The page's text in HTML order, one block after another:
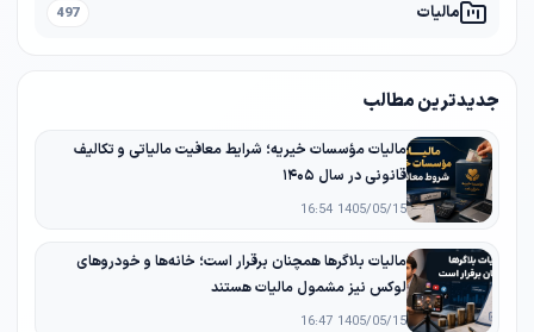
مالیات 497
جدیدترین مطالب
مالیات مؤسسات خیریه؛ شرایط معافیت مالیاتی و تکالیف
قانونی در سال ۱۴۰۵
1405/05/15 16:54
مالیات بلاگرها همچنان برقرار است؛ خانه‌ها و خودروهای
لوکس نیز مشمول مالیات هستند
1405/05/15 16:47